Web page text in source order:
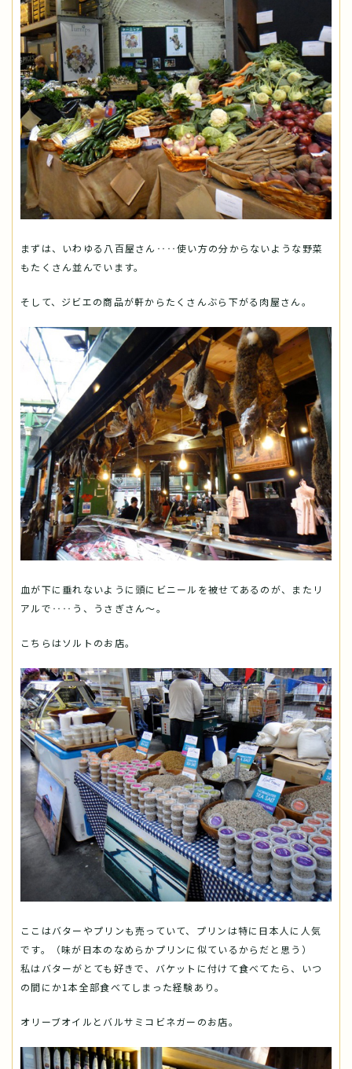
まずは、いわゆる八百屋さん‥‥使い方の分からないような野菜
もたくさん並んでいます。
そして、ジビエの商品が軒からたくさんぶら下がる肉屋さん。
血が下に垂れないように頭にビニールを被せてあるのが、またリ
アルで‥‥う、うさぎさん〜。
こちらはソルトのお店。
ここはバターやプリンも売っていて、プリンは特に日本人に人気
です。（味が日本のなめらかプリンに似ているからだと思う）
私はバターがとても好きで、バケットに付けて食べてたら、いつ
の間にか1本全部食べてしまった経験あり。
オリーブオイルとバルサミコビネガーのお店。